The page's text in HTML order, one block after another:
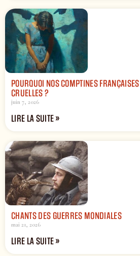
POURQUOI NOS COMPTINES
CRUELLES ?
juin 7, 2026
LIRE LA SUITE »
CHANTS DES GUERRES MONDIALES
mai 21, 2026
LIRE LA SUITE »